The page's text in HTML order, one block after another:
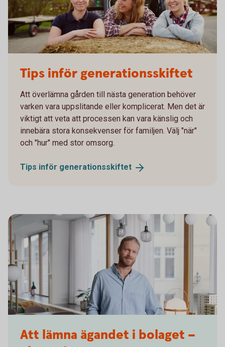
Tips inför generationsskiftet
Att överlämna gården till nästa generation behöver
varken vara uppslitande eller komplicerat. Men det är
viktigt att veta att processen kan vara känslig och
innebära stora konsekvenser för familjen. Välj "när"
och "hur" med stor omsorg.
Tips inför generationsskiftet
Att lämna ägandet i bolaget –